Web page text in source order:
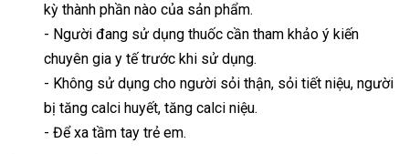
kỳ thành phần nào của sản phẩm.
- Người đang sử dụng thuốc cần tham khảo ý kiến
chuyên gia y tế trước khi sử dụng.
- Không sử dụng cho người sỏi thận, sỏi tiết niệu, người
bị tăng calci huyết, tăng calci niệu.
- Để xa tầm tay trẻ em.